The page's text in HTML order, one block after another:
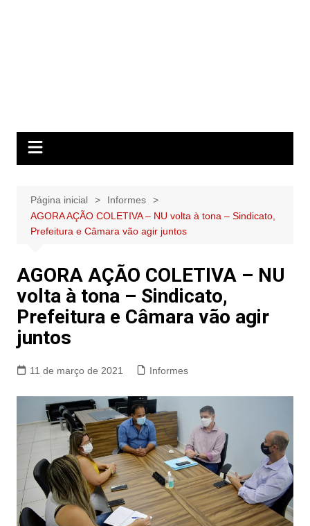
Página inicial
Informes
AGORA AÇÃO COLETIVA – NU volta à tona – Sindicato,
Prefeitura e Câmara vão agir juntos
AGORA AÇÃO COLETIVA – NU
volta à tona – Sindicato,
Prefeitura e Câmara vão agir
juntos
11 de março de 2021 Informes